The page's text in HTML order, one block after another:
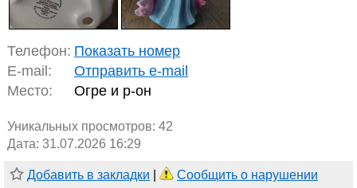
Телефон: Показать номер
E-mail:
Отправить e-mail
Место:
Огре и р-он
Уникальных просмотров: 42
Дата: 31.07.2026 16:29
Добавить в закладки Сообщить о нарушении